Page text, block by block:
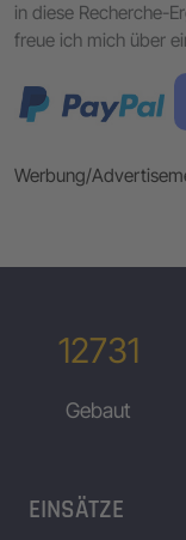
in diese Recherche-
freue ich mich über
Werbung/
12731
Gebaut
EINSÄTZE